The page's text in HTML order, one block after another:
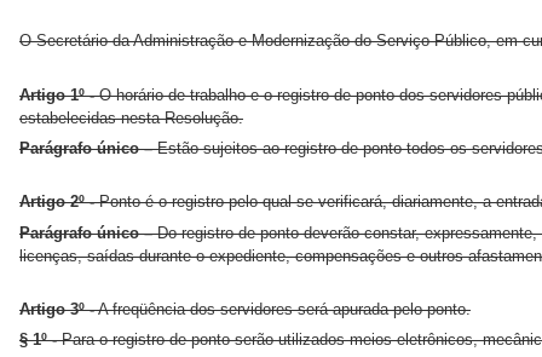
O Secretário da Administração e Modernização do Serviço Público, em
Artigo 1º -O horário de trabalho e o registro de ponto dos servidores
estabelecidas nesta Resolução.
Parágrafo único –Estão sujeitos ao registro de ponto todos os
Artigo 2º -Ponto é o registro pelo qual se verificará, diariamente, a
Parágrafo único –Do registro de ponto deverão constar,
licenças, saídas durante o expediente, compensações e outros
Artigo 3º -A freqüência dos servidores será apurada pelo ponto.
§ 1º -Para o registro de ponto serão utilizados meios eletrônicos,